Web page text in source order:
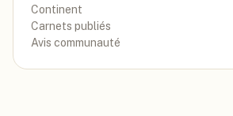
Continent
Carnets publiés
Avis communauté